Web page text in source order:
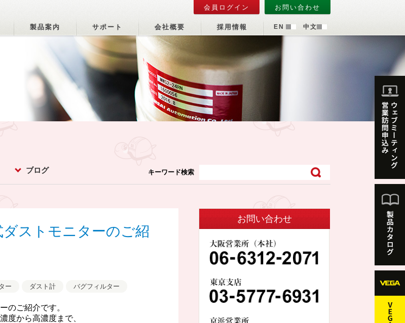
会員ログイン お問い合わせ
製品案内 サポート 会社概要 採用情報 EN 中文
ブログ キーワード検索
ストモニターのご紹
ー ダスト計 バグフィルター
のご紹介です。
度から高濃度まで、
お問い合わせ